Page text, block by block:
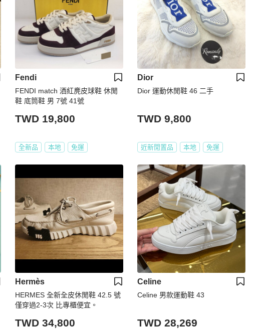
Fendi
FENDI match 酒紅麂皮球鞋 休閒
鞋 底筒鞋 男 7號 41號
TWD 19,800
全新品 本地 免運
Dior
Dior 運動休閒鞋 46 二手
TWD 9,800
近新閒置品 本地 免運
Hermès
HERMES 全新全皮休閒鞋 42.5 號
僅穿過2-3次 比專櫃便宜。
TWD 34,800
Celine
Celine 男款運動鞋 43
TWD 28,269